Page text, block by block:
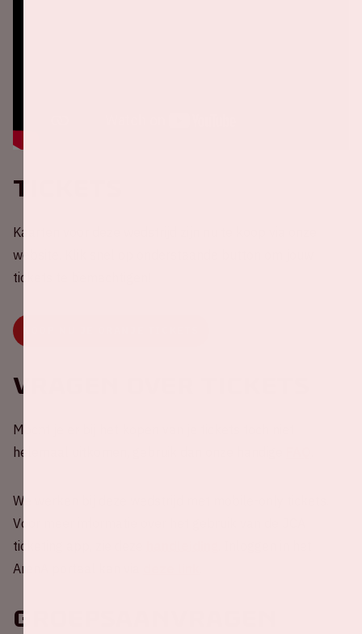
Tickets
Kaarten voor deze wedstrijd zijn nu te koop via onze
website. Klik snel op onderstaande button om jouw
tickets te bemachtigen!
Vragen over tickets
Mocht je er bij het kopen van je tickets toch niet
helemaal uitkomen, gebruik dan onze handige
We werken bij deze wedstrijd met mobile-only tickets.
Voor meer informatie over het gebruik van de JCA
ticketing app, zie deze
ArenA portaal kan via
Groepsaanvragen